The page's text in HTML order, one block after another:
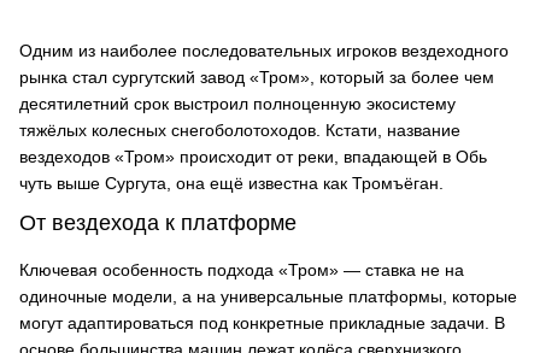
Одним из наиболее последовательных игроков вездеходного
рынка стал сургутский завод «Тром», который за более чем
десятилетний срок выстроил полноценную экосистему
тяжёлых колесных снегоболотоходов. Кстати, название
вездеходов «Тром» происходит от реки, впадающей в Обь
чуть выше Сургута, она ещё известна как Тромъёган.
От вездехода к платформе
Ключевая особенность подхода «Тром» — ставка не на
одиночные модели, а на универсальные платформы, которые
могут адаптироваться под конкретные прикладные задачи. В